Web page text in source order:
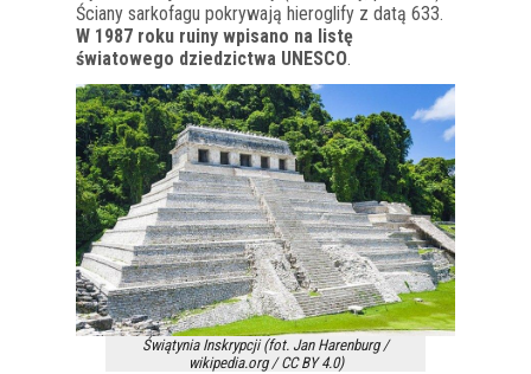
Ściany sarkofagu pokrywają hieroglify z datą 633.
W 1987 roku ruiny wpisano na listę
światowego dziedzictwa UNESCO.
Świątynia Inskrypcji (fot. Jan Harenburg /
wikipedia.org / CC BY 4.0)